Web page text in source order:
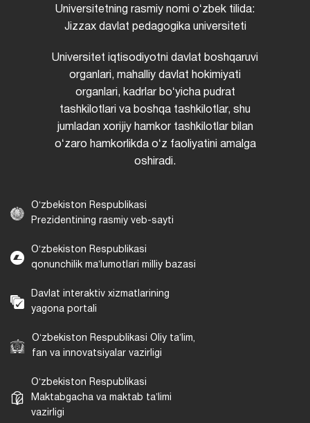
Universitetning rasmiy nomi oʻzbek tilida:
Jizzax davlat pedagogika universiteti
Universitet iqtisodiyotni davlat boshqaruvi
organlari, mahalliy davlat hokimiyati
organlari, kadrlar boʻyicha pudrat
tashkilotlari va boshqa tashkilotlar, shu
jumladan xorijiy hamkor tashkilotlar bilan
oʻzaro hamkorlikda oʻz faoliyatini amalga
oshiradi.
Oʻzbekiston Respublikasi
Prezidentining rasmiy veb-sayti
Oʻzbekiston Respublikasi
qonunchilik maʼlumotlari milliy bazasi
Davlat interaktiv xizmatlarining
yagona portali
Oʻzbekiston Respublikasi Oliy taʼlim,
fan va innovatsiyalar vazirligi
Oʻzbekiston Respublikasi
Maktabgacha va maktab taʼlimi
vazirligi